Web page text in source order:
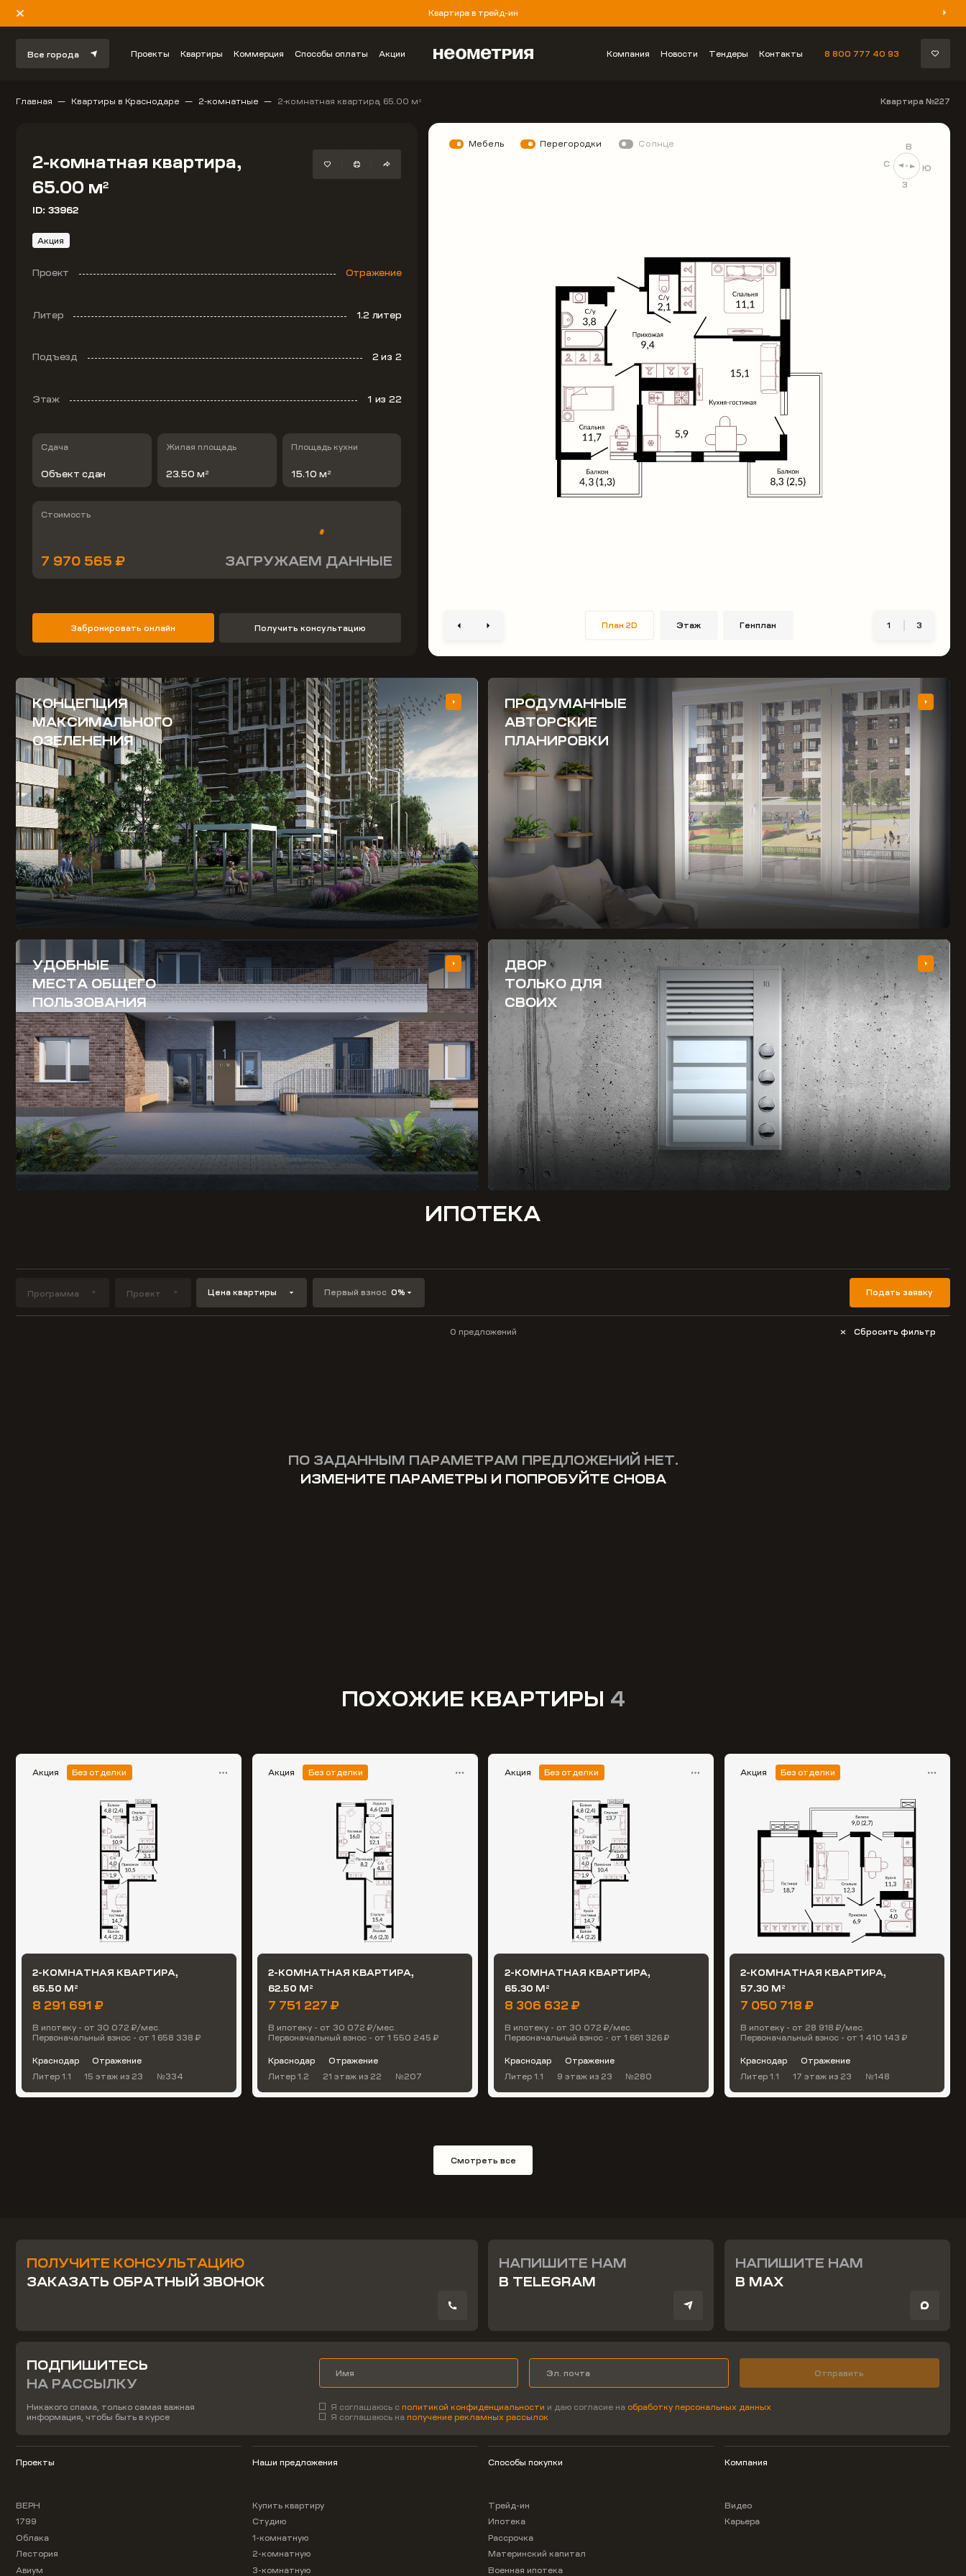
Квартира в трейд-ин
Все города Проекты Квартиры Коммерция Способы оплаты Акции Компания Новости Тендеры Контакты 8 800 777 40 93
Главная Квартиры в Краснодаре 2-комнатные 2-комнатная квартира, 65.00 м 2 Квартира №227
2-комнатная квартира,
65.00 м2
ID: 33962
Акция
Проект Отражение
Литер 1.2 литер
Подъезд 2из 2
Этаж 1 из 22
Сдача
Объект сдан
Жилая площадь
23.50 м 2
Площадь кухни
15.10 м 2
Стоимость
7 970 565 ₽ ЗАГРУЖАЕМ ДАННЫЕ
Забронировать онлайн Получить консультацию
С
В
Ю
З
Мебель Перегородки Солнце
План 2D Этаж Генплан 1 3
КОНЦЕПЦИЯ
МАКСИМАЛЬНОГО
ОЗЕЛЕНЕНИЯ
ПРОДУМАННЫЕ
АВТОРСКИЕ
ПЛАНИРОВКИ
УДОБНЫЕ
МЕСТА ОБЩЕГО
ПОЛЬЗОВАНИЯ
ДВОР
ТОЛЬКО ДЛЯ
СВОИХ
ИПОТЕКА
Программа Проект Цена квартиры Первый взнос 0% Подать заявку
0 предложений Сбросить фильтр
ПО ЗАДАННЫМ ПАРАМЕТРАМ ПРЕДЛОЖЕНИЙ НЕТ.
ИЗМЕНИТЕ ПАРАМЕТРЫ И ПОПРОБУЙТЕ СНОВА
ПОХОЖИЕ КВАРТИРЫ 4
Акция Без отделки
2-КОМНАТНАЯ КВАРТИРА,
65.50 М 2
8 291 691 ₽
В ипотеку - от 30 072 ₽/мес.
Первоначальный взнос - от 1 658 338 ₽
Краснодар
Отражение
Литер 1.1
15 этаж из 23 №334
Акция Без отделки
2-КОМНАТНАЯ КВАРТИРА,
62.50 М 2
7 751 227 ₽
В ипотеку - от 30 072 ₽/мес.
Первоначальный взнос - от 1 550 245 ₽
Краснодар
Отражение
Литер 1.2
21 этаж из 22 №207
Акция Без отделки
2-КОМНАТНАЯ КВАРТИРА,
65.30 М 2
8 306 632 ₽
В ипотеку - от 30 072 ₽/мес.
Первоначальный взнос - от 1 661 326 ₽
Краснодар
Отражение
Литер 1.1
9 этаж из 23 №280
Акция Без отделки
2-КОМНАТНАЯ КВАРТИРА,
57.30 М 2
7 050 718 ₽
В ипотеку - от 28 918 ₽/мес.
Первоначальный взнос - от 1 410 143 ₽
Краснодар
Отражение
Литер 1.1
17 этаж из 23 №148
Смотреть все
ПОЛУЧИТЕ КОНСУЛЬТАЦИЮ
ЗАКАЗАТЬ ОБРАТНЫЙ ЗВОНОК
НАПИШИТЕ НАМ
В TELEGRAM
НАПИШИТЕ НАМ
В MAX
ПОДПИШИТЕСЬ
НА РАССЫЛКУ
Никакого спама, только самая важная
информация, чтобы быть в курсе
Отправить
Я соглашаюсь сполитикой конфиденциальности и даю согласие на обработку персональных данных
Я соглашаюсь наполучение рекламных рассылок
Проекты
ВЕРН
1799
Облака
Лестория
Авиум
Наши предложения
Купить квартиру
Студию
1-комнатную
2-комнатную
3-комнатную
Способы покупки
Трейд-ин
Ипотека
Рассрочка
Материнский капитал
Военная ипотека
Компания
Видео
Карьера